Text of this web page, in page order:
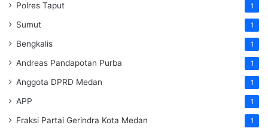
Polres Taput 1
Sumut 1
Bengkalis 1
Andreas Pandapotan Purba 1
Anggota DPRD Medan 1
APP 1
Fraksi Partai Gerindra Kota Medan 1